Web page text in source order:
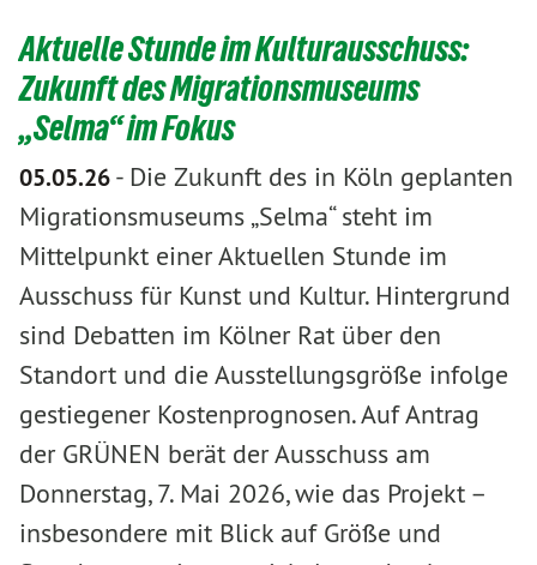
Aktuelle Stunde im Kulturausschuss:
Zukunft des Migrationsmuseums
„Selma“ im Fokus
05.05.26- Die Zukunft des in Köln geplanten
Migrationsmuseums „Selma“ steht im
Mittelpunkt einer Aktuellen Stunde im
Ausschuss für Kunst und Kultur. Hintergrund
sind Debatten im Kölner Rat über den
Standort und die Ausstellungsgröße infolge
gestiegener Kostenprognosen. Auf Antrag
der GRÜNEN berät der Ausschuss am
Donnerstag, 7. Mai 2026, wie das Projekt –
insbesondere mit Blick auf Größe und